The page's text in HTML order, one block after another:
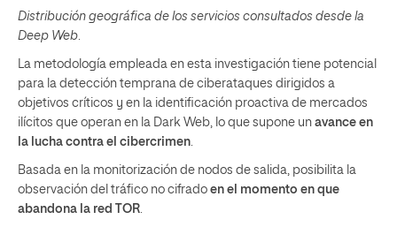
Distribución geográfica de los servicios consultados desde la
Deep Web.
La metodología empleada en esta investigación tiene potencial
para la detección temprana de ciberataques dirigidos a
objetivos críticos y en la identificación proactiva de mercados
ilícitos que operan en la Dark Web, lo que supone un avance en
la lucha contra el cibercrimen.
Basada en la monitorización de nodos de salida, posibilita la
observación del tráfico no cifrado en el momento en que
abandona la red TOR.